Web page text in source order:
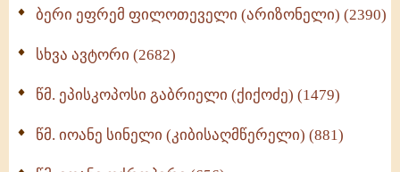
სულიერი ცხოვრების სახელმძღვანელო -
ნაწილი II (369)
ბერი ეფრემ ფილოთეველი (არიზონელი) (2390)
სხვა ავტორი (2682)
წმ. ეპისკოპოსი გაბრიელი (ქიქოძე) (1479)
წმ. იოანე სინელი (კიბისაღმწერელი) (881)